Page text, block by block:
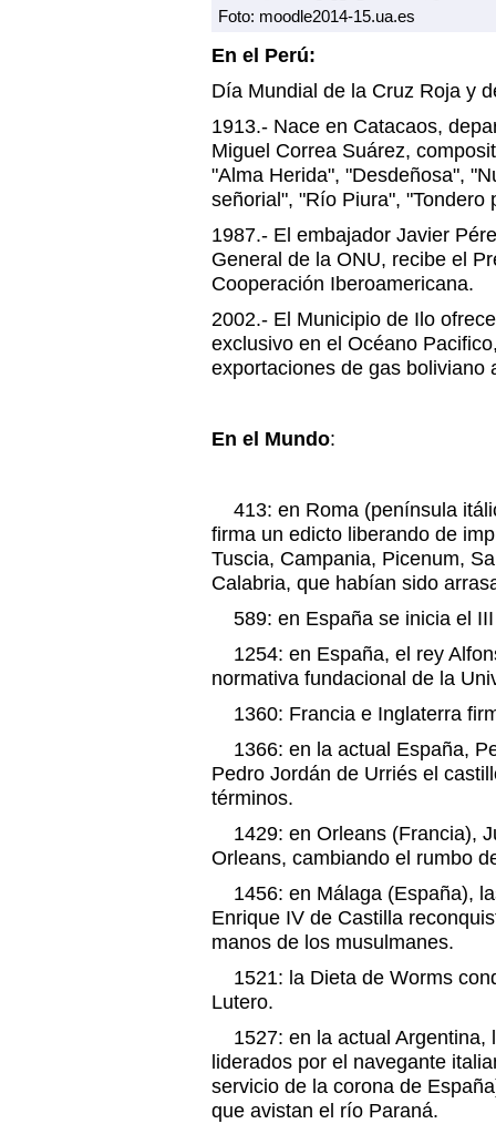
Foto: moodle2014-15.ua.es
En el Perú:
Día Mundial de la Cruz Roja y
1913.- Nace en Catacaos,
Miguel Correa Suárez,
"Alma Herida", "Desdeñosa",
señorial", "Río Piura", "Tondero
1987.- El embajador Javier
General de la ONU, recibe el
Cooperación Iberoamericana.
2002.- El Municipio de Ilo
exclusivo en el Océano
exportaciones de gas boliviano
En el Mundo:
413: en Roma (península
firma un edicto liberando de
Tuscia, Campania, Picenum,
Calabria, que habían sido
589: en España se inicia el III
1254: en España, el rey
normativa fundacional de la
1360: Francia e Inglaterra
1366: en la actual España,
Pedro Jordán de Urriés el
términos.
1429: en Orleans (Francia),
Orleans, cambiando el rumbo
1456: en Málaga (España),
Enrique IV de Castilla
manos de los musulmanes.
1521: la Dieta de Worms
Lutero.
1527: en la actual Argentina,
liderados por el navegante
servicio de la corona de
que avistan el río Paraná.